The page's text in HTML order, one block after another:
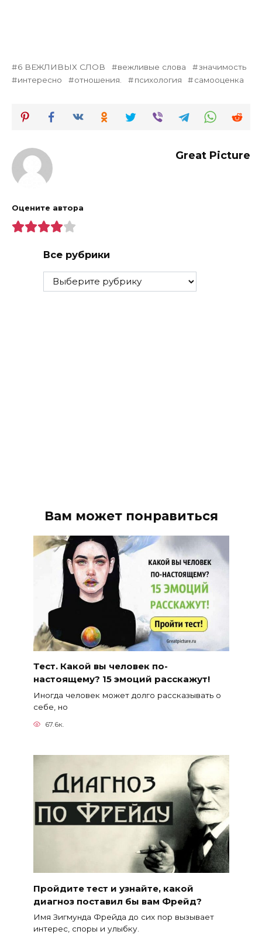
6 ВЕЖЛИВЫХ СЛОВ вежливые слова
значимость
интересно
отношения. психология самооценка
Great Picture
Оцените автора
Все рубрики
Все
рубрики
Вам может понравиться
Тест. Какой вы человек по-
настоящему? 15 эмоций расскажут!
Иногда человек может долго рассказывать о
себе, но
67.6к.
Пройдите тест и узнайте, какой
диагноз поставил бы вам Фрейд?
Имя Зигмунда Фрейда до сих пор вызывает
интерес, споры и улыбку.